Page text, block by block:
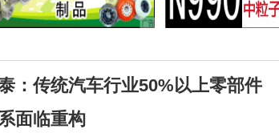
：传统汽车行业50%以上零部件
面临重构